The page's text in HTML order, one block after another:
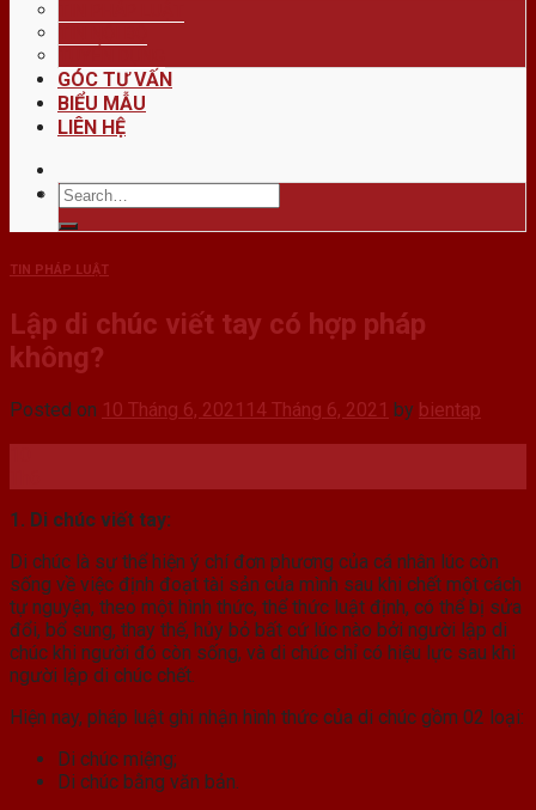
GÓC TƯ VẤN
BIỂU MẪU
LIÊN HỆ
TIN PHÁP LUẬT
Lập di chúc viết tay có hợp pháp
không?
Posted on 10 Tháng 6, 2021 14 Tháng 6, 2021 by bientap
1. Di chúc viết tay:
Di chúc là sự thể hiện ý chí đơn phương của cá nhân lúc còn
sống về việc định đoạt tài sản của mình sau khi chết một cách
tự nguyện, theo một hình thức, thể thức luật định, có thể bị sửa
đổi, bổ sung, thay thế, hủy bỏ bất cứ lúc nào bởi người lập di
chúc khi người đó còn sống, và di chúc chỉ có hiệu lực sau khi
người lập di chúc chết.
Hiện nay, pháp luật ghi nhận hình thức của di chúc gồm 02 loại:
Di chúc miệng;
Di chúc bằng văn bản.